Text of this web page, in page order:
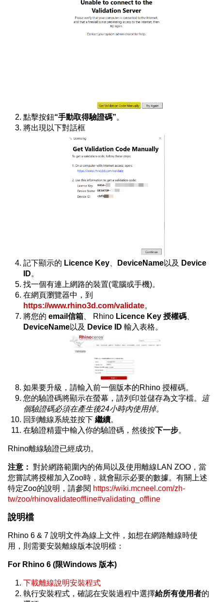
點擊按鈕“手動取得驗證碼”。
將出現以下對話框
記下顯示的 Licence Key、 DeviceName以及 Device
ID。
找一個有連上網路的裝置(電腦或手機)。
在網頁瀏覽器中，到
https://www.rhino3d.com/validate。
將您的 email信箱、 Rhino Licence Key 授權碼、
DeviceName以及 Device ID 輸入表格。
如果要升級，請輸入前一個版本的Rhino 授權碼。
您的驗證碼將顯示在螢幕，請列印並儲存為文字檔。
這
個驗證碼必須在產生後24小時內使用掉。
回到離線系統並按下 繼續。
在驗證精靈中輸入你的驗證碼，然後按下一步。
Rhino離線驗證已經成功。
注意： 對於網路範圍內的佈局以及使用離線LAN ZOO，當
您嘗試將授權加入Zoo時，就會顯示必要的數據。有關上述
特定Zoo的說明，請參閱 https://wiki.mcneel.com/zh-
tw/zoo/rhinovalidateoffline#validating_offline
說明檔
Rhino 6 & 7 說明文件為線上文件，如想在網路離線時使
用，則需要安裝離線版本說明檔：
For Rhino 6 (限Windows 版本)
下載離線說明安裝程式
執行安裝程式，確認在安裝過程中選擇給所有使用者的